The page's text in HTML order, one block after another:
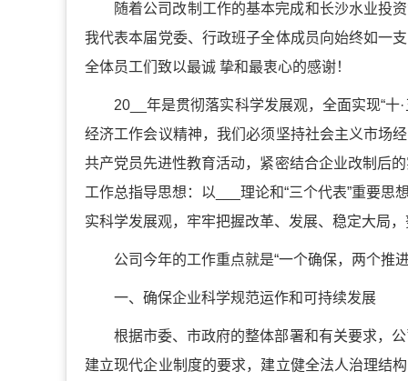
随着公司改制工作的基本完成和长沙水业投
我代表本届党委、行政班子全体成员向始终如一
全体员工们致以最诚 挚和最衷心的感谢！
20__年是贯彻落实科学发展观，全面实现“十
经济工作会议精神，我们必须坚持社会主义市场
共产党员先进性教育活动，紧密结合企业改制后
工作总指导思想：以___理论和“三个代表”重要
实科学发展观，牢牢把握改革、发展、稳定大局
公司今年的工作重点就是“一个确保，两个推
一、确保企业科学规范运作和可持续发展
根据市委、市政府的整体部署和有关要求，
建立现代企业制度的要求，建立健全法人治理结